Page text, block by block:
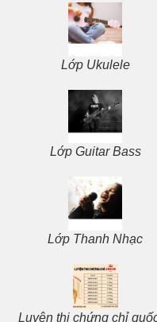
Lớp Ukulele
Lớp Guitar Bass
Lớp Thanh Nhạc
Luyện thi chứng chỉ